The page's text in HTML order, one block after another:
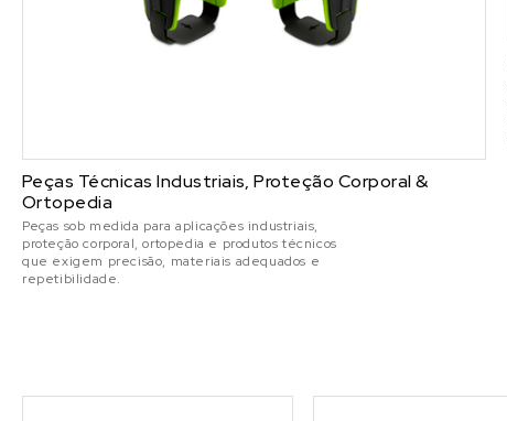
Peças Técnicas Industriais, Proteção Corporal &
Ortopedia
Peças sob medida para aplicações industriais,
proteção corporal, ortopedia e produtos técnicos
que exigem precisão, materiais adequados e
repetibilidade.